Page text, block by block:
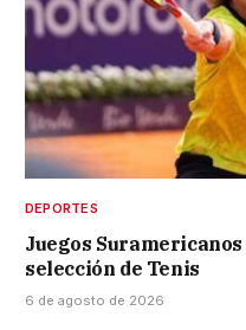
DEPORTES
Juegos
selección de Tenis
6 de agosto de 2026